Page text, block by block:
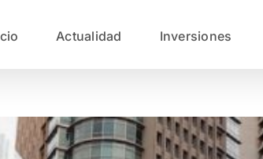
Actualidad Inversiones